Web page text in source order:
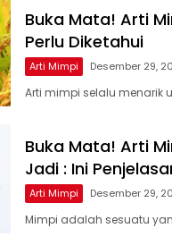
Buka Mata! Arti
Perlu Diketahui
Arti Mimpi Desember 29,
Arti mimpi selalu menarik
Buka Mata! Arti
Jadi : Ini
Arti Mimpi Desember 29,
Mimpi adalah sesuatu